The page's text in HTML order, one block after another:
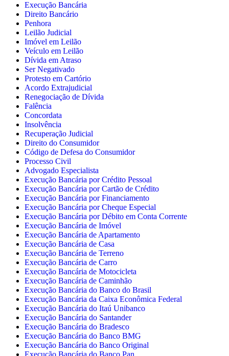
Execução Bancária
Direito Bancário
Penhora
Leilão Judicial
Imóvel em Leilão
Veículo em Leilão
Dívida em Atraso
Ser Negativado
Protesto em Cartório
Acordo Extrajudicial
Renegociação de Dívida
Falência
Concordata
Insolvência
Recuperação Judicial
Direito do Consumidor
Código de Defesa do Consumidor
Processo Civil
Advogado Especialista
Execução Bancária por Crédito Pessoal
Execução Bancária por Cartão de Crédito
Execução Bancária por Financiamento
Execução Bancária por Cheque Especial
Execução Bancária por Débito em Conta Corrente
Execução Bancária de Imóvel
Execução Bancária de Apartamento
Execução Bancária de Casa
Execução Bancária de Terreno
Execução Bancária de Carro
Execução Bancária de Motocicleta
Execução Bancária de Caminhão
Execução Bancária do Banco do Brasil
Execução Bancária da Caixa Econômica Federal
Execução Bancária do Itaú Unibanco
Execução Bancária do Santander
Execução Bancária do Bradesco
Execução Bancária do Banco BMG
Execução Bancária do Banco Original